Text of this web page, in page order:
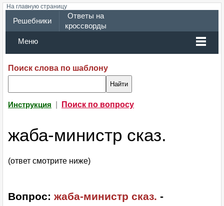
На главную страницу
Решебники
Ответы на
кроссворды
Меню
Поиск слова по шаблону
Инструкция Поиск по вопросу
жаба-министр сказ.
(ответ смотрите ниже)
Вопрос: жаба-министр сказ. -